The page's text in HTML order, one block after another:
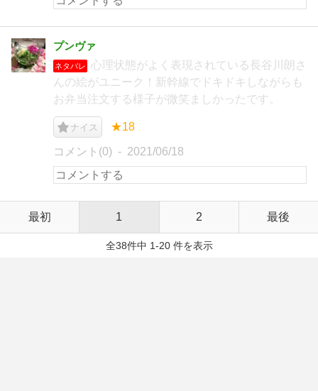
プンヴァ
ネタバレ
心理状態がよく表現されている長谷川朗さ
んの絵がユニーク！新幹線でドキドキしながらも
お弁当注文する様子が微笑ましかったです。
ナイス ★18
コメント(0) 2021/06/18
最初 1 2 最後
全38件中 1-20 件を表示